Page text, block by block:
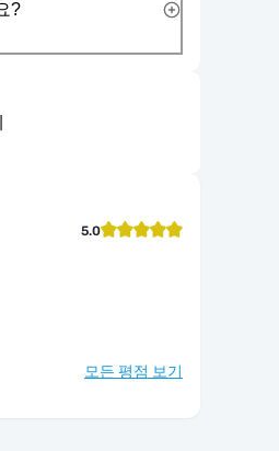
?
5.0
모든 평점 보기